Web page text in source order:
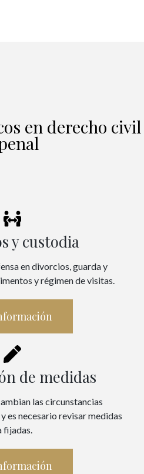
en derecho civil
y custodia
en divorcios, guarda y
y régimen de visitas.
de medidas
las circunstancias
es necesario revisar medidas
fijadas.